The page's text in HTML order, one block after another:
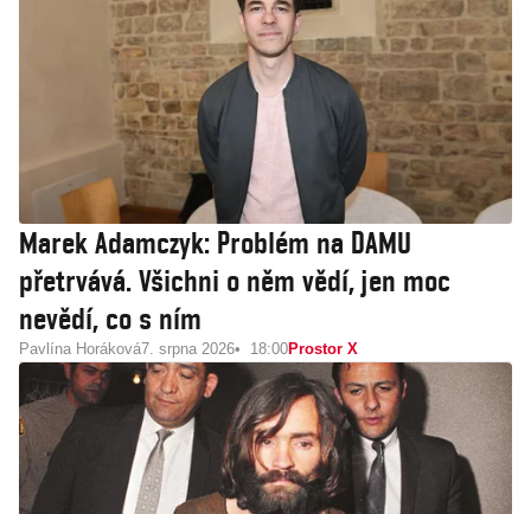
Marek Adamczyk: Problém na DAMU
přetrvává. Všichni o něm vědí, jen moc
nevědí, co s ním
Pavlína Horáková7. srpna 2026 18:00Prostor X